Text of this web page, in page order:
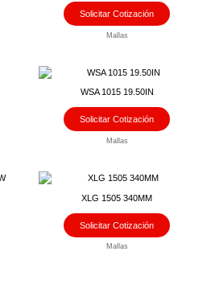
Solicitar Cotización
Mallas
WSA 1015 19.50IN
Solicitar Cotización
Mallas
XLG 1505 340MM
Solicitar Cotización
Mallas